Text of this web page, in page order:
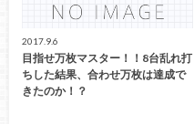
2017.9.6
目指せ万枚マスター！！8台乱れ打
ちした結果、合わせ万枚は達成で
きたのか！？